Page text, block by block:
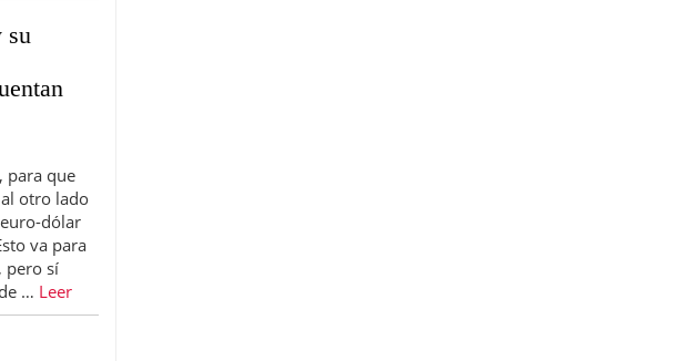
su
para que
otro lado
dólar
va para
pero sí
… Leer